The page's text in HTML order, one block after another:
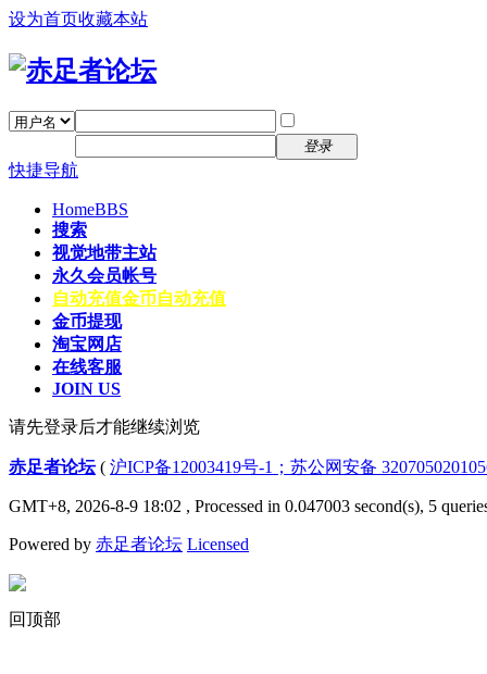
设为首页收藏本站
登录
快捷导航
HomeBBS
搜索
视觉地带主站
永久会员帐号
自动充值金币自动充值
金币提现
淘宝网店
在线客服
JOIN US
请先登录后才能继续浏览
赤足者论坛( 沪ICP备12003419号-1；苏公网安备
GMT+8, 2026-8-9 18:02 , Processed in 0.047003 second(s), 5
Powered by 赤足者论坛 Licensed
回顶部